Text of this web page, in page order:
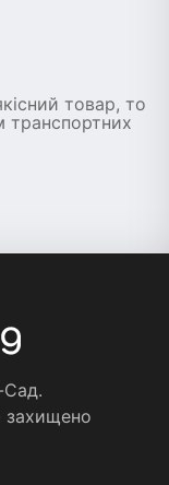
товар, то
транспортних
Сад.